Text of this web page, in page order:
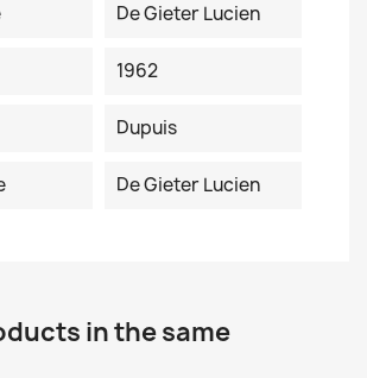
De Gieter Lucien
1962
Dupuis
De Gieter Lucien
in the same